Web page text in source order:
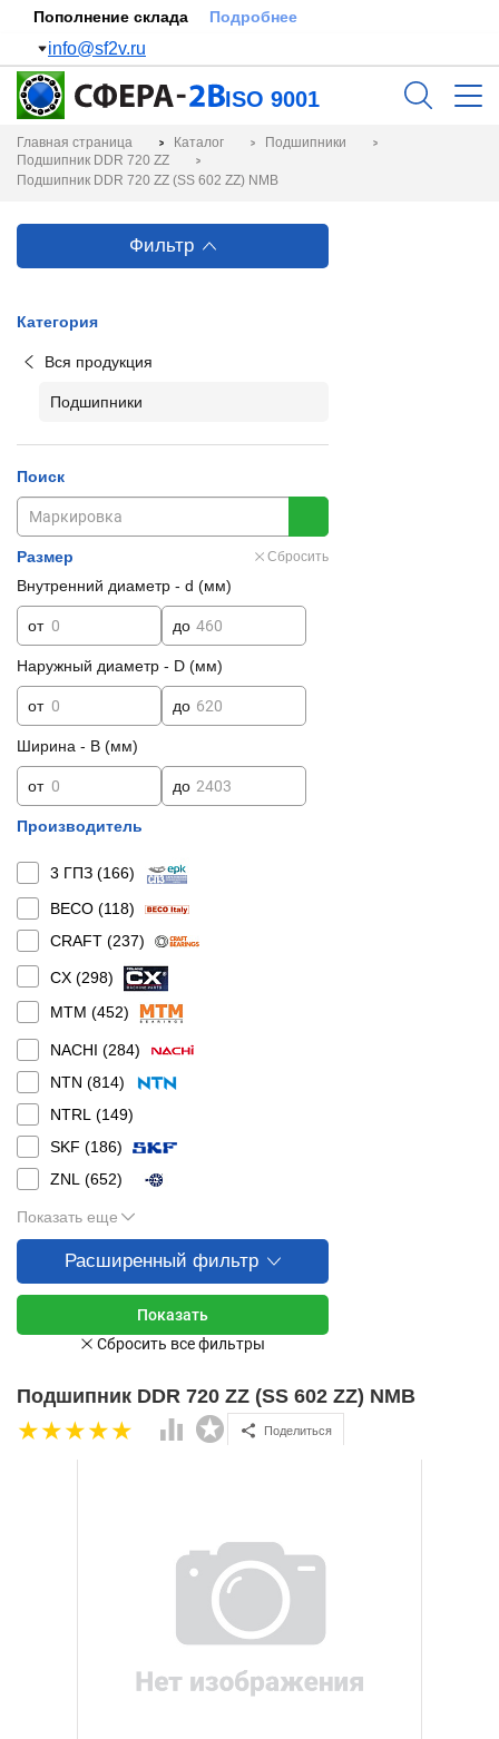
Пополнение склада Подробнее
info@sf2v.ru
ISO 9001
Главная страница Каталог
Подшипники
Подшипник DDR 720 ZZ
Подшипник DDR 720 ZZ (SS 602 ZZ) NMB
Фильтр
Категория
Вся продукция
Подшипники
Поиск
Размер Сбросить
Внутренний диаметр - d (мм)
от до
Наружный диаметр - D (мм)
от до
Ширина - B (мм)
от до
Производитель
3 ГПЗ (166)
BECO (118)
CRAFT (237)
CX (298)
MTM (452)
NACHI (284)
NTN (814)
NTRL (149)
SKF (186)
ZNL (652)
Показать еще
Расширенный фильтр
Подшипник DDR 720 ZZ (SS 602 ZZ) NMB
Поделиться